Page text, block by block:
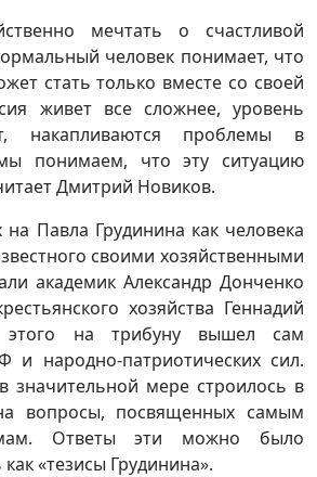
мечтать о счастливой
человек понимает, что
стать только вместе со своей
живет все сложнее, уровень
накапливаются проблемы в
понимаем, что эту ситуацию
Дмитрий Новиков.
Павла Грудинина как человека
своими хозяйственными
академик Александр Донченко
хозяйства Геннадий
этого на трибуну вышел сам
и народно-патриотических сил.
значительной мере строилось в
вопросы, посвященных самым
Ответы эти можно было
«тезисы Грудинина».